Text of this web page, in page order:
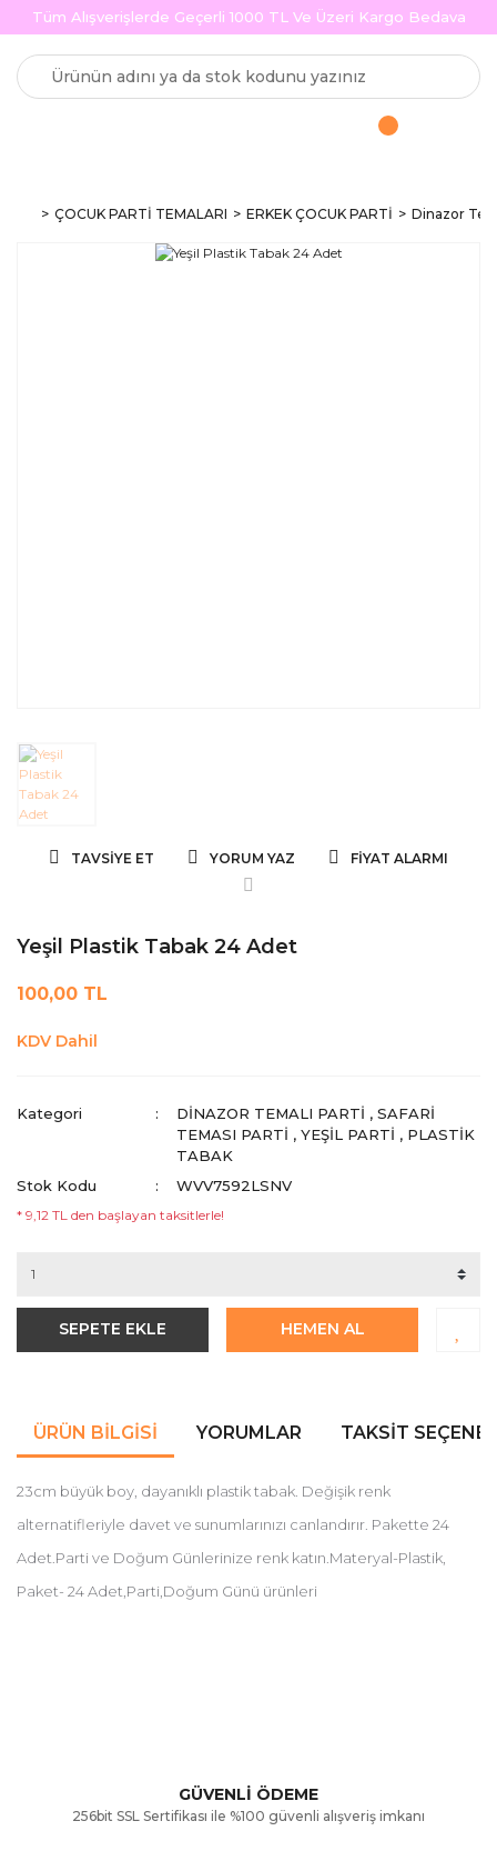
Tüm Alışverişlerde Geçerli 1000 TL Ve Üzeri Kargo Bedava
ÇOCUK PARTİ TEMALARI ERKEK ÇOCUK PARTİ Dinazor
TAVSIYE ET YORUM YAZ FIYAT ALARMI
Yeşil Plastik Tabak 24 Adet
100,00 TL
KDV Dahil
Kategori DINAZOR TEMALI PARTI ,SAFARI
TEMASI PARTI ,YEŞIL PARTI , PLASTIK
TABAK
Stok Kodu
WVV7592LSNV
* 9,12 TL den başlayan taksitlerle!
SEPETE EKLE HEMEN AL
ÜRÜN BILGISI YORUMLAR TAKSIT
23cm büyük boy, dayanıklı plastik tabak. Değişik renk
alternatifleriyle davet ve sunumlarınızı canlandırır. Pakette 24
Adet.Parti ve Doğum Günlerinize renk katın.Materyal-Plastik,
Paket- 24 Adet,Parti,Doğum Günü ürünleri
Ürün resmi kalitesiz, bozuk veya görüntülenemiyor.
GÜVENLİ ÖDEME
256bit SSL Sertifikası ile %100 güvenli alışveriş imkanı